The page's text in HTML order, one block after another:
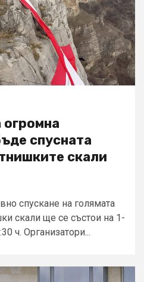
спусната
скали
спускане на голямата
скали ще се състои на 1-
ч. Организатори...